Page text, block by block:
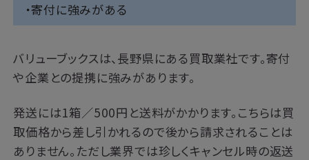
・寄付に強みがある
バリューブックスは、長野県にある買取業社です。寄付
や企業との提携に強みがあります。
発送には1箱／500円と送料がかかります。こちらは買
取価格から差し引かれるので後から請求されることは
ありません。ただし業界では珍しくキャンセル時の返送